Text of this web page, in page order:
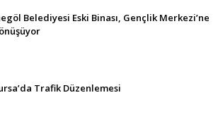
Belediyesi Eski Binası, Gençlik Merkezi’ne
Trafik Düzenlemesi